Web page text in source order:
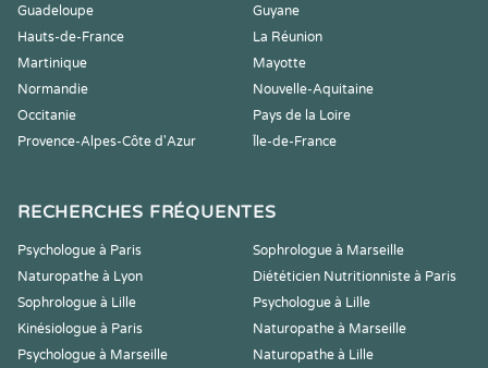
Guadeloupe
Guyane
Hauts-de-France
La Réunion
Martinique
Mayotte
Normandie
Nouvelle-Aquitaine
Occitanie
Pays de la Loire
Provence-Alpes-Côte d'Azur
Île-de-France
RECHERCHES FRÉQUENTES
Psychologue à Paris
Sophrologue à Marseille
Naturopathe à Lyon
Diététicien Nutritionniste à Paris
Sophrologue à Lille
Psychologue à Lille
Kinésiologue à Paris
Naturopathe à Marseille
Psychologue à Marseille
Naturopathe à Lille